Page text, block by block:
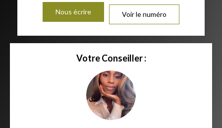
Nous écrire Voir le numéro
Votre Conseiller :